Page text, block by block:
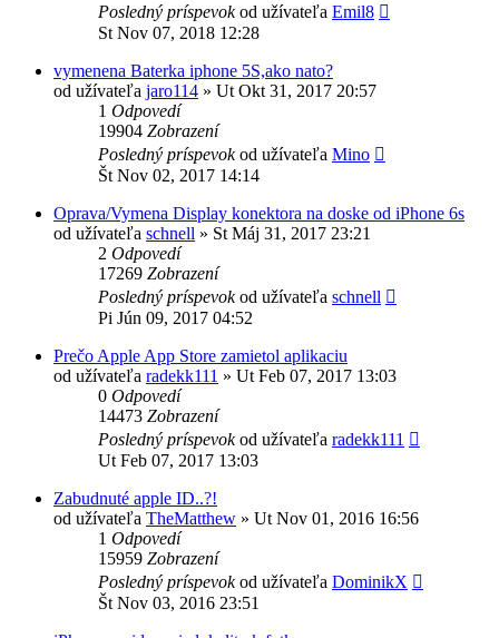
Posledný príspevokod užívateľa Emil8
St Nov 07, 2018 12:28
vymenena Baterka iphone 5S,ako nato?
od užívateľa jaro114 » Ut Okt 31, 2017 20:57
1 Odpovedí
19904 Zobrazení
Posledný príspevokod užívateľa Mino
Št Nov 02, 2017 14:14
Oprava/Vymena Display konektora na doske od iPhone 6s
od užívateľa schnell » St Máj 31, 2017 23:21
2 Odpovedí
17269 Zobrazení
Posledný príspevokod užívateľa schnell
Pi Jún 09, 2017 04:52
Prečo Apple App Store zamietol aplikaciu
od užívateľa radekk111 » Ut Feb 07, 2017 13:03
0 Odpovedí
14473 Zobrazení
Posledný príspevokod užívateľa radekk111
Ut Feb 07, 2017 13:03
Zabudnuté apple ID..?!
od užívateľa TheMatthew » Ut Nov 01, 2016 16:56
1 Odpovedí
15959 Zobrazení
Posledný príspevokod užívateľa DominikX
Št Nov 03, 2016 23:51